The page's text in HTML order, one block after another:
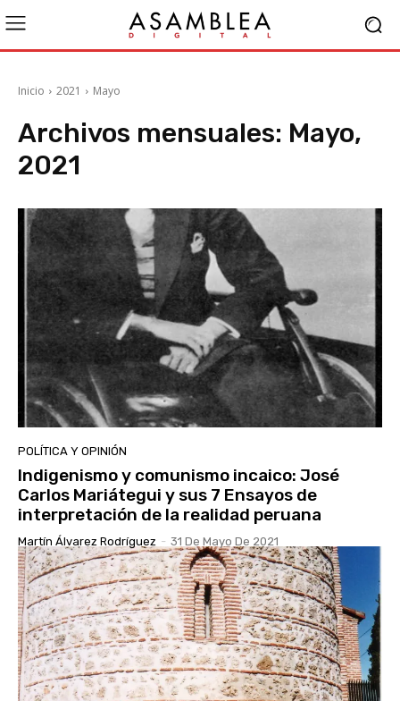
Inicio 2021 Mayo
Archivos mensuales: Mayo,
2021
POLÍTICA Y OPINIÓN
Indigenismo y comunismo incaico: José
Carlos Mariátegui y sus 7 Ensayos de
interpretación de la realidad peruana
Martín Álvarez Rodríguez - 31 De Mayo De 2021